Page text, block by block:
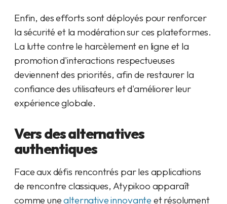
Enfin, des efforts sont déployés pour renforcer
la sécurité et la modération sur ces plateformes.
La lutte contre le harcèlement en ligne et la
promotion d'interactions respectueuses
deviennent des priorités, afin de restaurer la
confiance des utilisateurs et d'améliorer leur
expérience globale.
Vers des alternatives
authentiques
Face aux défis rencontrés par les applications
de rencontre classiques, Atypikoo apparaît
comme unealternative innovante et résolument